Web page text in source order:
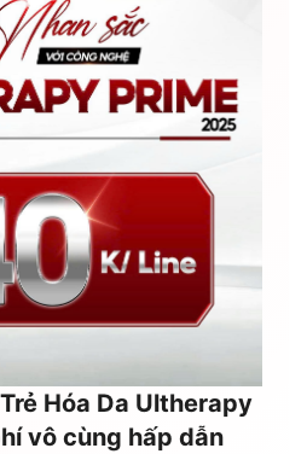
Hóa Da Ultherapy
vô cùng hấp dẫn